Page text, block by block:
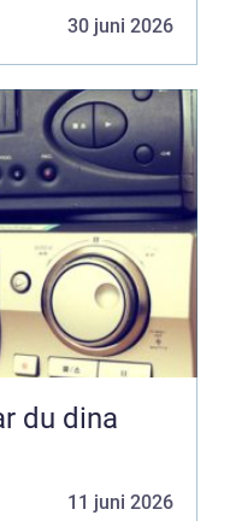
30 juni 2026
11 juni 2026